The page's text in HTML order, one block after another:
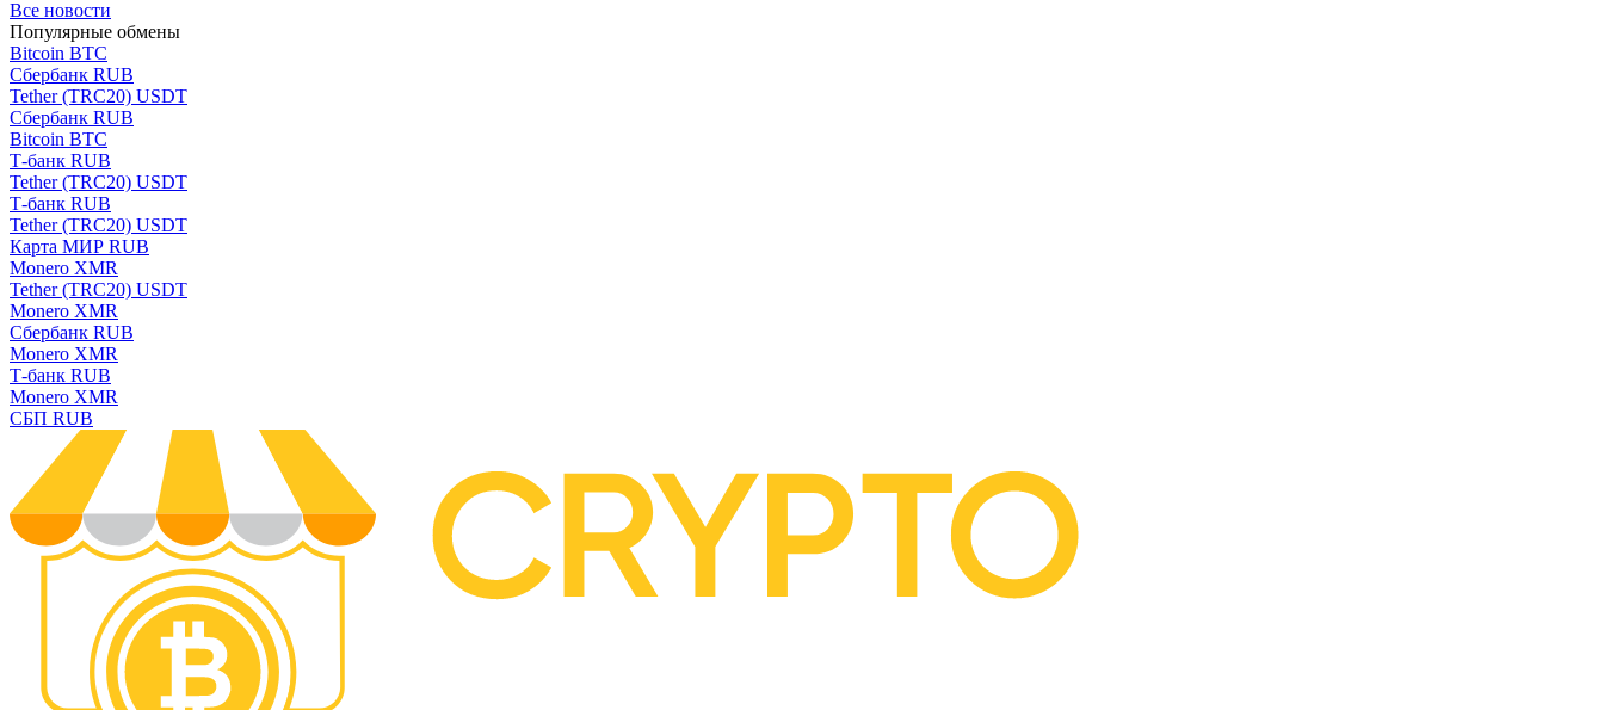
Все новости
Популярные обмены
Bitcoin BTC
Сбербанк RUB
Tether (TRC20) USDT
Сбербанк RUB
Bitcoin BTC
Т-банк RUB
Tether (TRC20) USDT
Т-банк RUB
Tether (TRC20) USDT
Карта МИР RUB
Monero XMR
Tether (TRC20) USDT
Monero XMR
Сбербанк RUB
Monero XMR
Т-банк RUB
Monero XMR
СБП RUB